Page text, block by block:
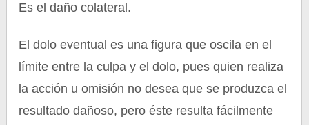
Es el daño colateral.
El dolo eventual es una figura que oscila en el
límite entre la culpa y el dolo, pues quien realiza
la acción u omisión no desea que se produzca el
resultado dañoso, pero éste resulta fácilmente